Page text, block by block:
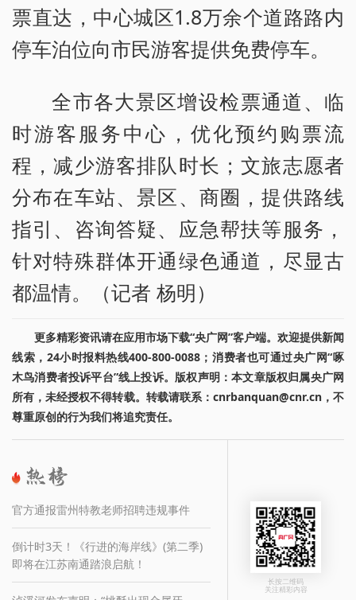
票直达，中心城区1.8万余个道路路内
停车泊位向市民游客提供免费停车。
全市各大景区增设检票通道、临
时游客服务中心，优化预约购票流
程，减少游客排队时长；文旅志愿者
分布在车站、景区、商圈，提供路线
指引、咨询答疑、应急帮扶等服务，
针对特殊群体开通绿色通道，尽显古
都温情。（记者 杨明）
更多精彩资讯请在应用市场下载“央广网”客户端。欢迎提供新闻
线索，24小时报料热线400-800-0088；消费者也可通过央广网“啄
木鸟消费者投诉平台”线上投诉。版权声明：本文章版权归属央广网
所有，未经授权不得转载。转载请联系：cnrbanquan@cnr.cn，不
尊重原创的行为我们将追究责任。
官方通报雷州特教老师招聘违规事件
倒计时3天！《行进的海岸线》(第二季)
即将在江苏南通踏浪启航！
长按二维码
关注精彩内容